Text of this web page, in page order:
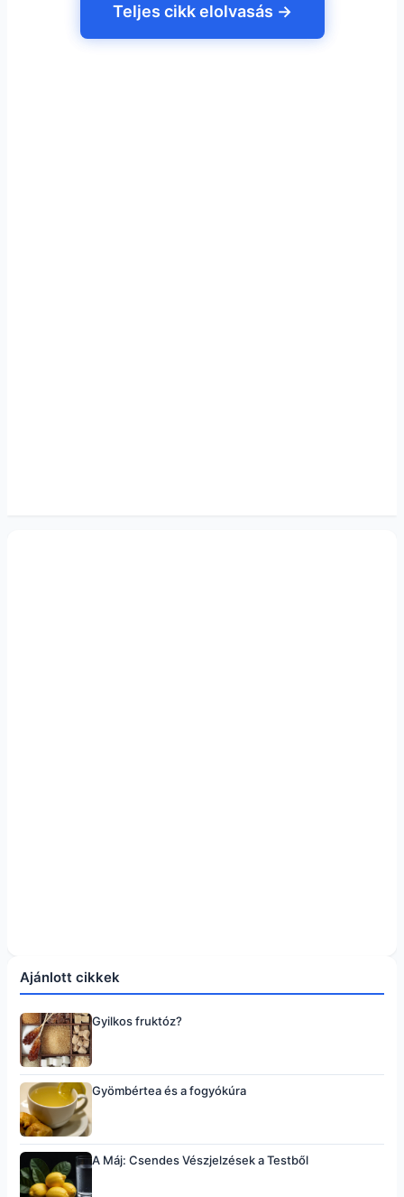
Teljes cikk elolvasás →
Ajánlott cikkek
Gyilkos fruktóz?
Gyömbértea és a fogyókúra
A Máj: Csendes Vészjelzések a Testből